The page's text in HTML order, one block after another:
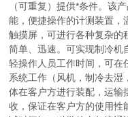
（可重复）提供*条件。该
能，便捷操作的计测装置，
触摸屏，可进行各种复杂的
简单、迅速。可实现制冷机
轻操作人员工作时间，可在
系统工作（风机，制冷去湿
体在客户方进行装配，运输
收，保证在客户方的使用性